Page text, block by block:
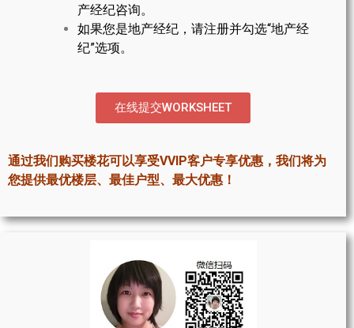
多伦多市中心楼花项目
怡陶碧谷社区介绍
密西沙加社区介绍
奥克维尔楼花项目
列治文山楼花项目
产经纪咨询。
如果您是地产经纪，请注册并勾选“地产经
纪”选项。
在线提交WORKSHEET
通过我们购买楼花可以享受VVIP客户专享优惠，我们将为
您提供最优楼层、最佳户型、最大优惠！